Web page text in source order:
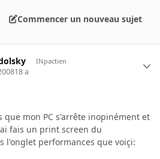
Commencer un nouveau sujet
INpactien
18 a
que mon PC s'arrête inopinément et
fais un print screen du
l'onglet performances que voiçi: